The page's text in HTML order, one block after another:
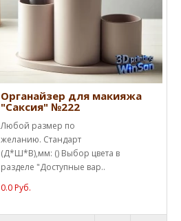
Органайзер для макияжа
"Саксия" №222
Любой размер по
желанию. Стандарт
(Д*Ш*В),мм: () Выбор цвета в
разделе "Доступные вар..
0.0 Руб.